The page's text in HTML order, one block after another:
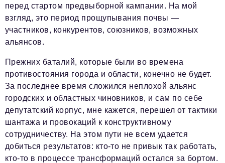
перед стартом предвыборной кампании. На мой
взгляд, это период прощупывания почвы —
участников, конкурентов, союзников, возможных
альянсов.
Прежних баталий, которые были во времена
противостояния города и области, конечно не будет.
За последнее время сложился неплохой альянс
городских и областных чиновников, и сам по себе
депутатский корпус, мне кажется, перешел от тактики
шантажа и провокаций к конструктивному
сотрудничеству. На этом пути не всем удается
добиться результатов: кто-то не привык так работать,
кто-то в процессе трансформаций остался за бортом.